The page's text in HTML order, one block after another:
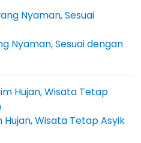
Nyaman, Sesuai dengan
Hujan, Wisata Tetap Asyik